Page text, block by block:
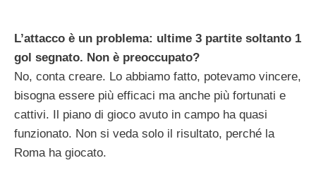
L’attacco è un problema: ultime 3 partite soltanto 1
gol segnato. Non è preoccupato?
No, conta creare. Lo abbiamo fatto, potevamo vincere,
bisogna essere più efficaci ma anche più fortunati e
cattivi. Il piano di gioco avuto in campo ha quasi
funzionato. Non si veda solo il risultato, perché la
Roma ha giocato.